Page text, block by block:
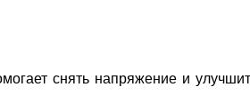
снять напряжение и